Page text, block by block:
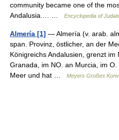
community became one of the
Andalusia.… …
Encyclopedia of
Almería [1] — Almería (v. arab.
span. Provinz, östlicher, an der
Königreichs Andalusien, grenzt im
Granada, im NO. an Murcia, im
Meer und hat …
Meyers Großes